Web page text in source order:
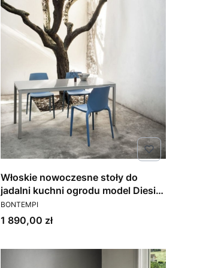
Włoskie nowoczesne stoły do
jadalni kuchni ogrodu model Diesis
Bontempi
PRODUCENT
BONTEMPI
Cena
1 890,00 zł